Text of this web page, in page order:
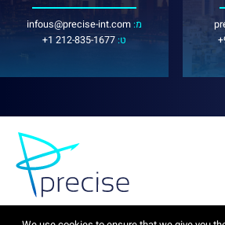
infous@precise-int.com :מ
+1 212-835-1677:ט